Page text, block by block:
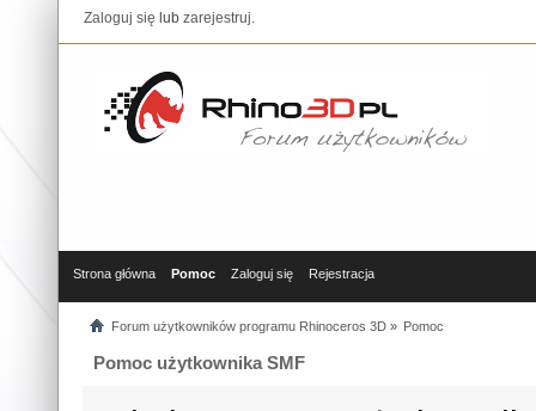
Zaloguj się lub zarejestruj.
Strona główna Pomoc Zaloguj się Rejestracja
Forum użytkowników programu Rhinoceros 3D» Pomoc
Pomoc użytkownika SMF